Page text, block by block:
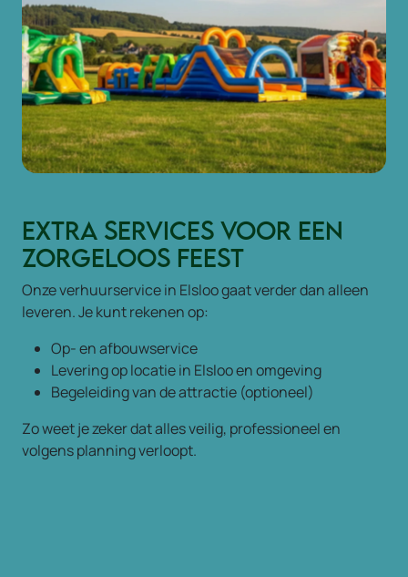
Extra services voor een
zorgeloos feest
Onze verhuurservice in Elsloo gaat verder dan alleen
leveren. Je kunt rekenen op:
Op- en afbouwservice
Levering op locatie in Elsloo en omgeving
Begeleiding van de attractie (optioneel)
Zo weet je zeker dat alles veilig, professioneel en
volgens planning verloopt.